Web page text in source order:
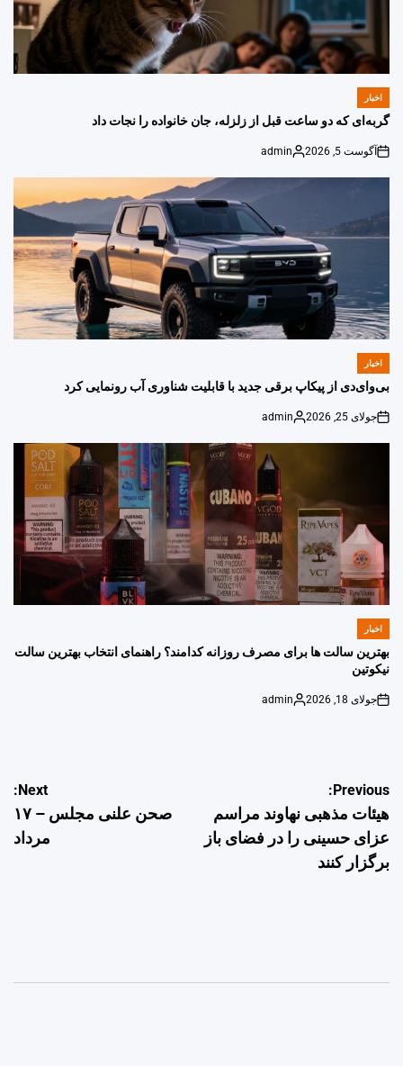
POSTED
IN
اخبار
گربه‌ای که دو ساعت قبل از زلزله، جان خانواده را نجات داد
on
آگوست 5, 2026
Posted
admin
POSTED
اخبار
بی‌وای‌دی از پیکاپ برقی جدید با قابلیت شناوری آب رونمایی کرد
on
جولای 25, 2026
Posted
admin
POSTED
اخبار
بهترین سالت ها برای مصرف روزانه کدامند؟ راهنمای انتخاب بهترین سالت
نیکوتین
on
جولای 18, 2026
Posted
admin
راهبری
نوشته
Previous:
ه‍یئات مذهبی نهاوند مراسم
عزای حسینی را در فضای باز
برگزار کنند
Next:
صحن علنی مجلس – ۱۷
مرداد